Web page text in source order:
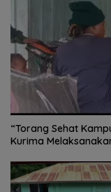
“Torang Sehat
Kurima